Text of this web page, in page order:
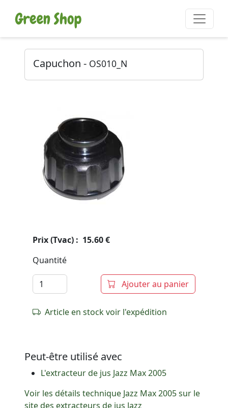
Capuchon - OS010_N
Prix (Tvac) : 15.60 €
Quantité
Ajouter au panier
Article en stock voir l'expédition
Peut-être utilisé avec
L'extracteur de jus Jazz Max 2005
Voir les détails technique Jazz Max 2005 sur le
site des extracteurs de jus Jazz